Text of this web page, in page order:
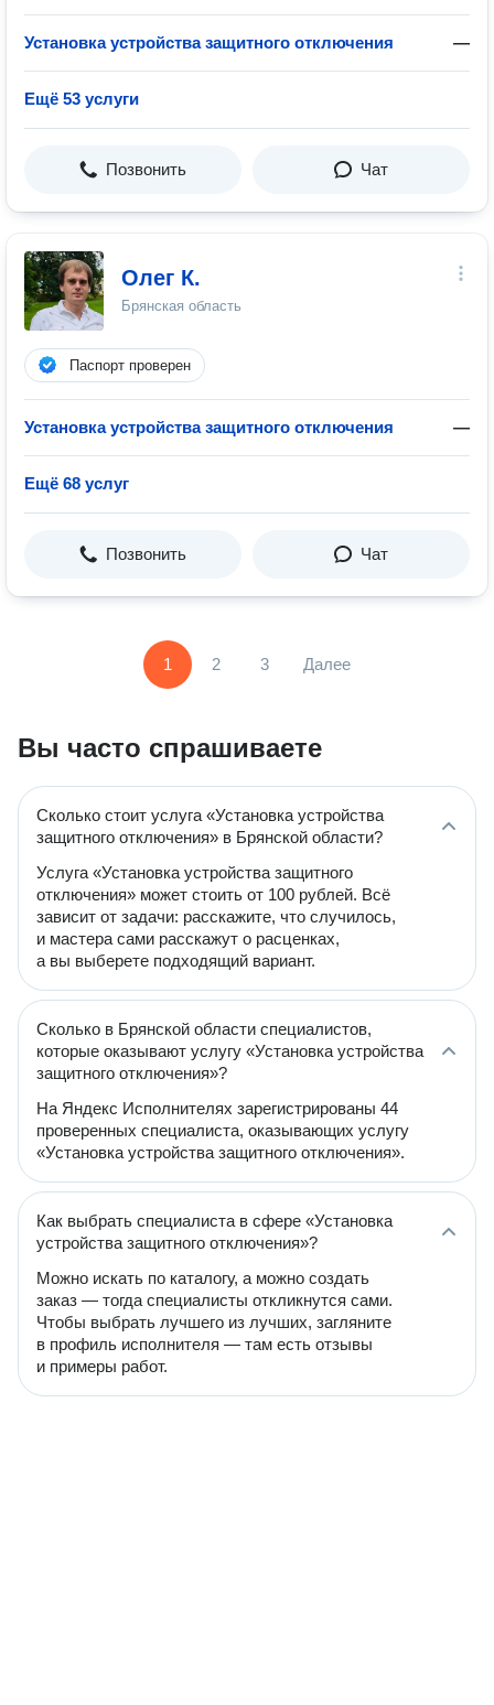
Установка устройства защитного отключения —
Ещё 53 услуги
Позвонить Чат
Олег К.
Брянская область
Паспорт проверен
Установка устройства защитного отключения —
Ещё 68 услуг
Позвонить Чат
1 2 3 Далее
Вы часто спрашиваете
Сколько стоит услуга «Установка устройства
защитного отключения» в Брянской области?
Услуга «Установка устройства защитного
отключения» может стоить от 100 рублей. Всё
зависит от задачи: расскажите, что случилось,
и мастера сами расскажут о расценках,
а вы выберете подходящий вариант.
Сколько в Брянской области специалистов,
которые оказывают услугу «Установка устройства
защитного отключения»?
На Яндекс Исполнителях зарегистрированы 44
проверенных специалиста, оказывающих услугу
«Установка устройства защитного отключения».
Как выбрать специалиста в сфере «Установка
устройства защитного отключения»?
Можно искать по каталогу, а можно создать
заказ — тогда специалисты откликнутся сами.
Чтобы выбрать лучшего из лучших, загляните
в профиль исполнителя — там есть отзывы
и примеры работ.